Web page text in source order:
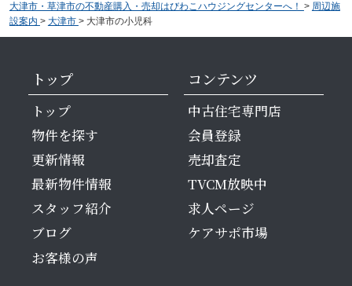
大津市・草津市の不動産購入・売却はびわこハウジングセンターへ！ > 周辺施
設案内 > 大津市 > 大津市の小児科
トップ
トップ
物件を探す
更新情報
最新物件情報
スタッフ紹介
ブログ
お客様の声
コンテンツ
中古住宅専門店
会員登録
売却査定
TVCM放映中
求人ページ
ケアサポ市場